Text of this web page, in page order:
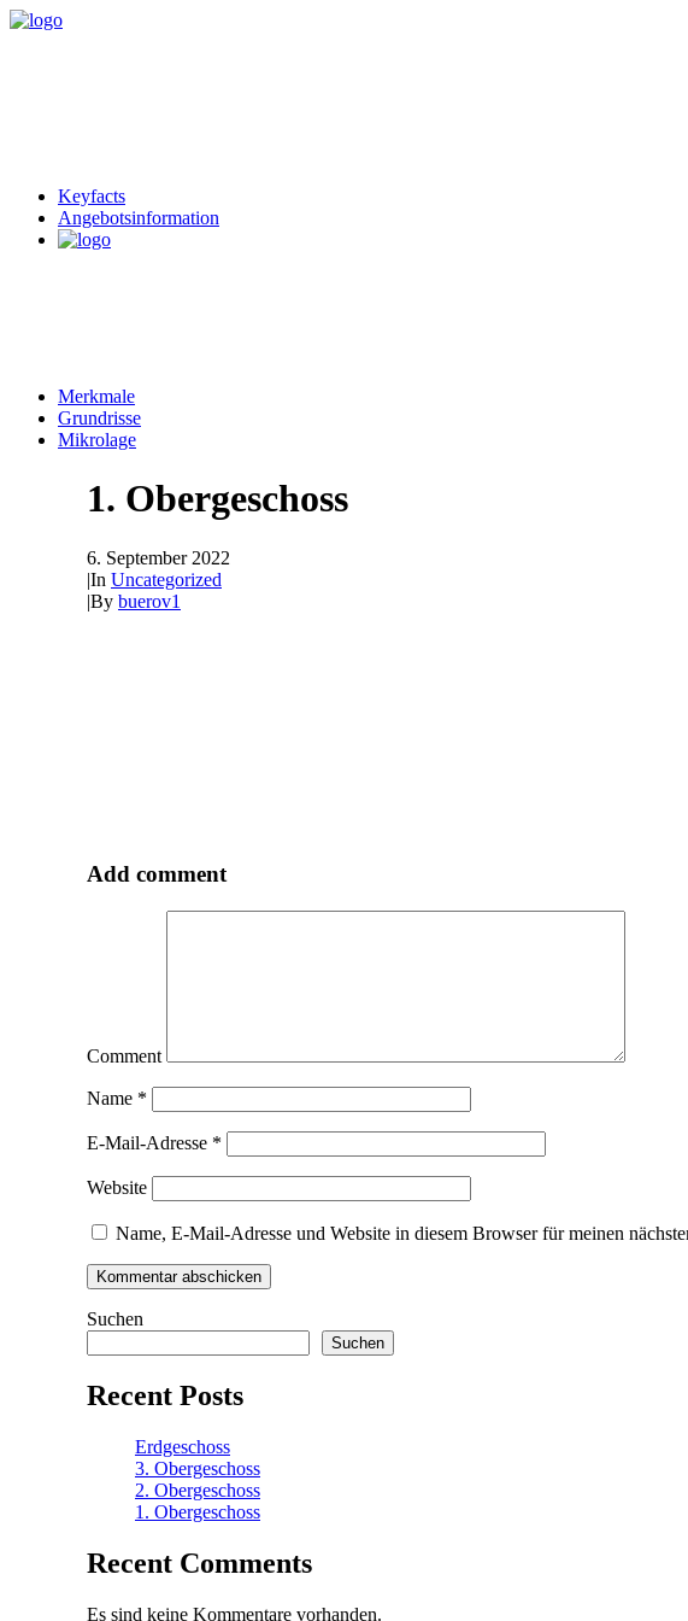
Keyfacts
Angebotsinformation
Merkmale
Grundrisse
Mikrolage
1. Obergeschoss
6. September 2022
|In Uncategorized
|By buerov1
Add comment
Comment
Name *
E-Mail-Adresse *
Website
Name, E-Mail-Adresse und Website in diesem Browser für meinen
Suchen
Suchen
Recent Posts
Erdgeschoss
3. Obergeschoss
2. Obergeschoss
1. Obergeschoss
Recent Comments
Es sind keine Kommentare vorhanden.